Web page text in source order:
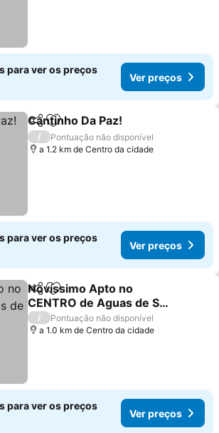
para ver os preços
Ver preços
PartilharAdicionar aos favoritos
Cantinho Da Paz!
/
Pontuação não disponível
a 1.2 km de Centro da cidade
para ver os preços
Ver preços
PartilharAdicionar aos favoritos
Novíssimo Apto no
CENTRO de Aguas de Sao
Pedro
Ver preços
/
Pontuação não disponível
a 1.0 km de Centro da cidade
para ver os preços
Ver preços